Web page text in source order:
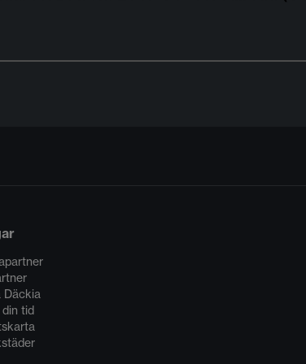
Däckia
tid